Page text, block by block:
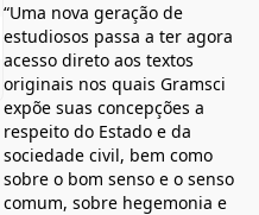
“Uma nova geração de
estudiosos passa a ter agora
acesso direto aos textos
originais nos quais Gramsci
expõe suas concepções a
respeito do Estado e da
sociedade civil, bem como
sobre o bom senso e o senso
comum, sobre hegemonia e